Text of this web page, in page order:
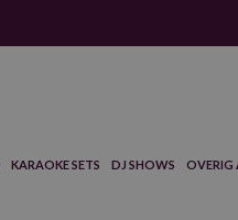
KARAOKE SETS DJ SHOWS OVERIG